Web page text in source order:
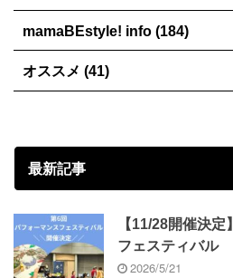
mamaBEstyle! info (184)
オススメ (41)
最新記事
【11/28開催決
フェスティバル
2026/5/21